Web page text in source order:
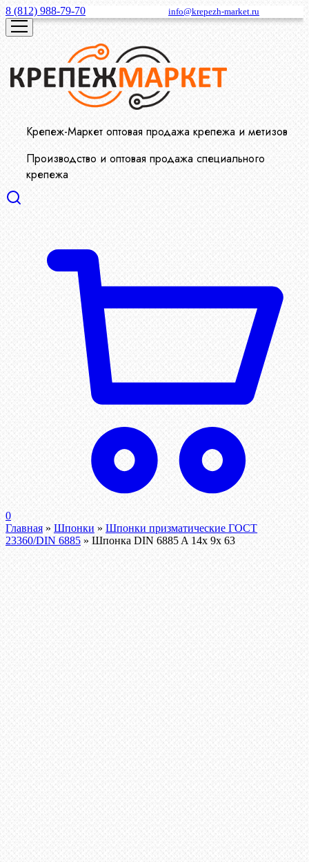
8 (812) 988-79-70 info@krepezh-market.ru
Крепеж-Маркет оптовая продажа крепежа и метизов
Производство и оптовая продажа специального
крепежа
0
Главная » Шпонки » Шпонки призматические ГОСТ
23360/DIN 6885 » Шпонка DIN 6885 A 14x 9x 63